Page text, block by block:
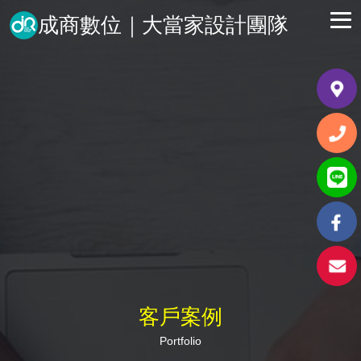
成商數位｜大當家設計團隊
客戶案例
Portfolio